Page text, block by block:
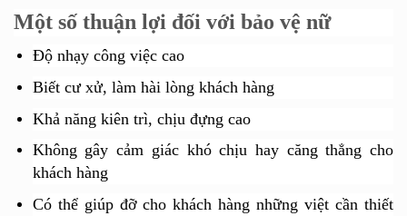
Một số thuận lợi đối với bảo vệ nữ
Độ nhạy công việc cao
Biết cư xử, làm hài lòng khách hàng
Khả năng kiên trì, chịu đựng cao
Không gây cảm giác khó chịu hay căng thẳng cho
khách hàng
Có thể giúp đỡ cho khách hàng những việt cần thiết